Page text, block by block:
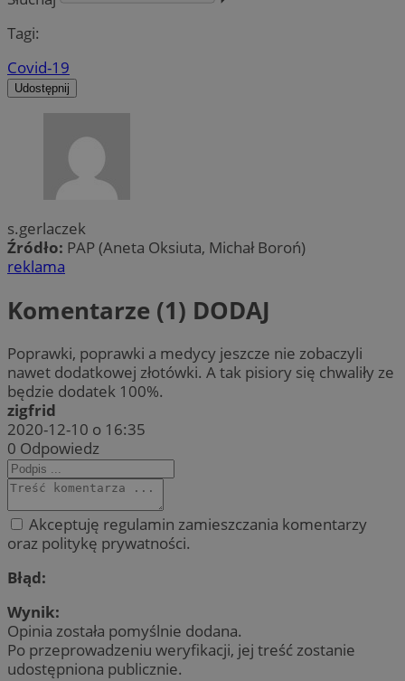
Tagi:
Covid-19
Udostępnij
s.gerlaczek
Źródło: PAP (Aneta Oksiuta, Michał Boroń)
reklama
Komentarze (1) DODAJ
Poprawki, poprawki a medycy jeszcze nie zobaczyli
nawet dodatkowej złotówki. A tak pisiory się chwaliły ze
będzie dodatek 100%.
zigfrid
2020-12-10 o 16:35
0 Odpowiedz
Akceptuję regulamin zamieszczania komentarzy
oraz politykę prywatności.
Błąd:
Wynik:
Opinia została pomyślnie dodana.
Po przeprowadzeniu weryfikacji, jej treść zostanie
udostępniona publicznie.